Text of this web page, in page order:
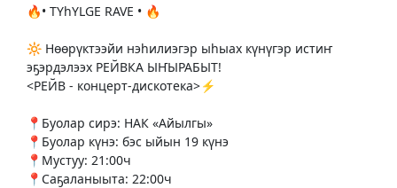
🔥• TYhYLGE RAVE • 🔥
🔆 Нөөрүктээйи нэһилиэгэр ыһыах күнүгэр истиҥ
эҕэрдэлээх РЕЙВКА ЫҤЫРАБЫТ!
<РЕЙВ - концерт-дискотека>⚡️
📍Буолар сирэ: НАК «Айылгы»
📍Буолар күнэ: бэс ыйын 19 күнэ
📍Мустуу: 21:00ч
📍Саҕаланыыта: 22:00ч